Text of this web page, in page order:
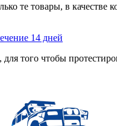
те товары, в качестве
14 дней
для того чтобы